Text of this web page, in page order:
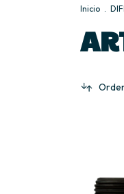
Inicio .